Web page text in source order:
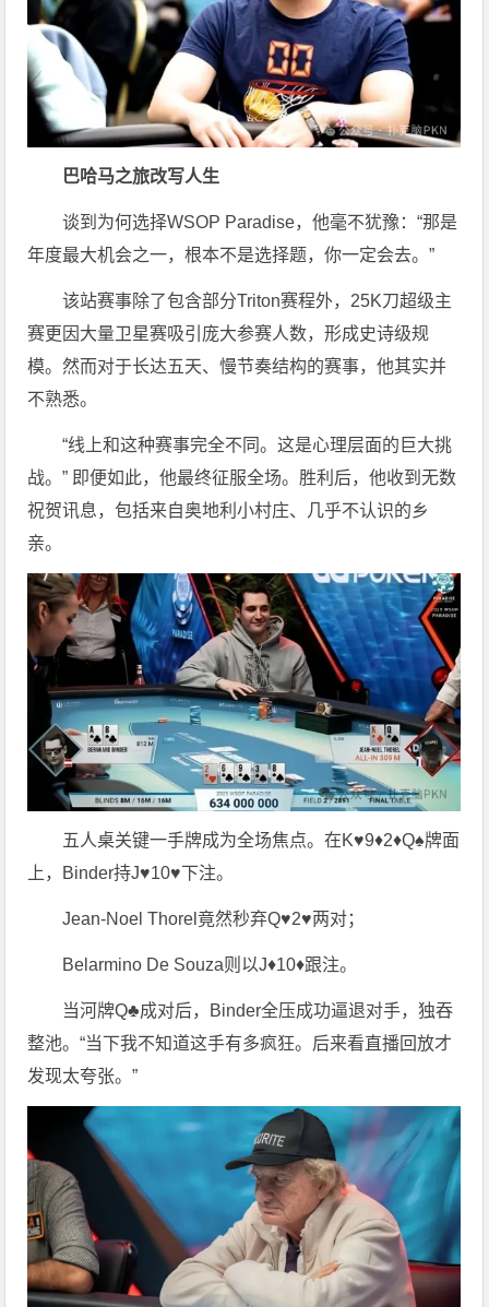
巴哈马之旅改写人生
谈到为何选择WSOP Paradise，他毫不犹豫：“那是
年度最大机会之一，根本不是选择题，你一定会去。”
该站赛事除了包含部分Triton赛程外，25K刀超级主
赛更因大量卫星赛吸引庞大参赛人数，形成史诗级规
模。然而对于长达五天、慢节奏结构的赛事，他其实并
不熟悉。
“线上和这种赛事完全不同。这是心理层面的巨大挑
战。” 即便如此，他最终征服全场。胜利后，他收到无数
祝贺讯息，包括来自奥地利小村庄、几乎不认识的乡
亲。
五人桌关键一手牌成为全场焦点。在K♥9♦2♦Q♠牌面
上，Binder持J♥10♥下注。
Jean-Noel Thorel竟然秒弃Q♥2♥两对；
Belarmino De Souza则以J♦10♦跟注。
当河牌Q♣成对后，Binder全压成功逼退对手，独吞
整池。“当下我不知道这手有多疯狂。后来看直播回放才
发现太夸张。”